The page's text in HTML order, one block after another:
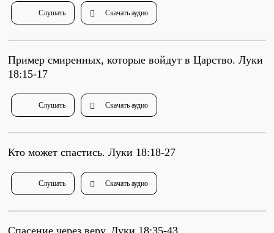
Библейская школа.
Душепопечение
Слушать Скачать аудио
Пример смиренных, которые войдут в Царство. Луки
18:15-17
Слушать Скачать аудио
Кто может спастись. Луки 18:18-27
Слушать Скачать аудио
Спасение через веру. Луки 18:35-43